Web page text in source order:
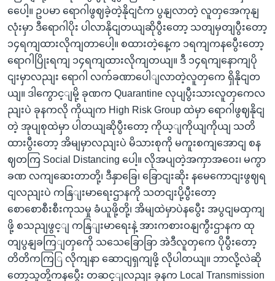
ပေေါ့။ ဥပမာ ရောဂါဖွဈခဲ့တဲ့နိုငျငံက ပွနျလာတဲ့ လူတှအေကုနျ
လုံးမှာ ဒီရောဂါပိုး ပါလာနိုငျတယျဆိုပွီးတော့ သတျမှတျပွီးတော့
၁၄ရကျထားလိုကျတာပေါ့။ စထားတဲ့နေ့က ၁ရကျကနပွေီးတော့
ရောဂါပြိုးရကျ ၁၄ရကျထားလိုကျတယျ။ ဒီ ၁၄ရကျနောကျပို
ငျးမှာလညျး ရောဂါ လက်ခဏာပေါျလာတဲ့လူတှကေ ရှိနိုငျတ
ယျ။ ဒါကွောင့ျမို့ ခုဏက Quarantine လုပျပွီးသားလူတှကေလ
ညျးပဲ ခုနကလို ကိုယျက High Risk Group ထဲမှာ ရောဂါဖွဈနိုငျ
တဲ့ အုပျစုထဲမှာ ပါတယျဆိုပွီးတော့ ကိုယ့ျကိုယျကိုယျ သတိ
ထားပွီးတော့ အိမျမှာလညျးပဲ မိသားစုကို မကူးစကျအောငျ စန
ဈတကြ Social Distancing ပေါ့။ လိုအပျတဲ့အကှာအဝေး၊ မကွာ
ခဏ လကျဆေးတာတို့၊ ဒီနှာခြေ၊ ခြောငျးဆိုး နမေကောငျးဖွဈရ
ငျလညျးပဲ ကနြျးမာရေးဌာနကို သတငျးပို့ပွီးတော့
စောစောစီးစီးကုသမှု ခံယူဖို့တို့၊ အိမျထဲမှာပဲနပွေီး အပွငျမထှကျ
ဖို့ စသညျဖွင့ျ ကနြျးမာရေးနဲ့ အားကစားဝနျကွီးဌာနက ထု
တျပွနျခကြျတှကေို သသေခြောခြာ အဲဒီလူတှကေ ပိုပွီးတော့
တိတိကကြြ လိုကျနာ ဆောငျရှကျဖို့ လိုပါတယျ။ ဘာလို့လဲဆို
တော့သူတို့ကနပွေီး တဆင့ျလညျး ခုနက Local Transmission